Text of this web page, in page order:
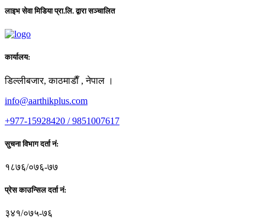
लाइभ सेवा मिडिया प्रा.लि. द्वारा सञ्चालित
कार्यालय:
डिल्लीबजार, काठमाडाैँ , नेपाल ।
info@aarthikplus.com
+977-15928420 / 9851007617
सुचना विभाग दर्ता नं:
१८७६/०७६-७७
प्रेस काउन्सिल दर्ता नं:
३४१/०७५-७६